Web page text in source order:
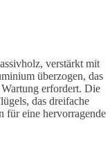
verstärkt mit
überzogen, das
erfordert. Die
das dreifache
für eine hervorragende